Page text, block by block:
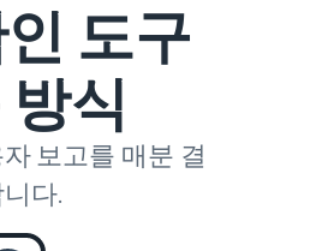
도구
식
보고를 매분 결
다.